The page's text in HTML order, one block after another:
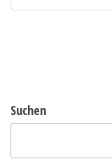
Suchen